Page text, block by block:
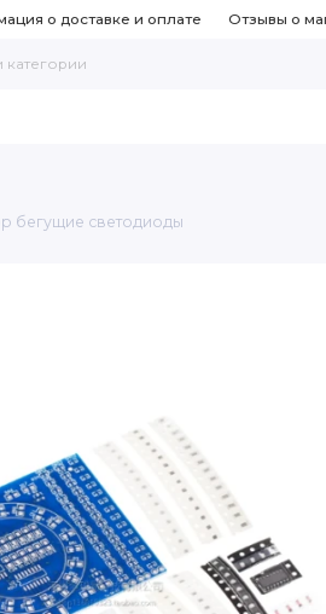
о доставке и оплате Отзывы о
бегущие светодиоды